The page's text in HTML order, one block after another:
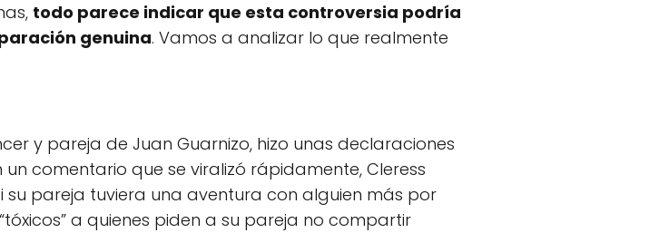
todo parece indicar que esta controversia podría
genuina. Vamos a analizar lo que realmente
y pareja de Juan Guarnizo, hizo unas declaraciones
comentario que se viralizó rápidamente, Cleress
pareja tuviera una aventura con alguien más por
a quienes piden a su pareja no compartir